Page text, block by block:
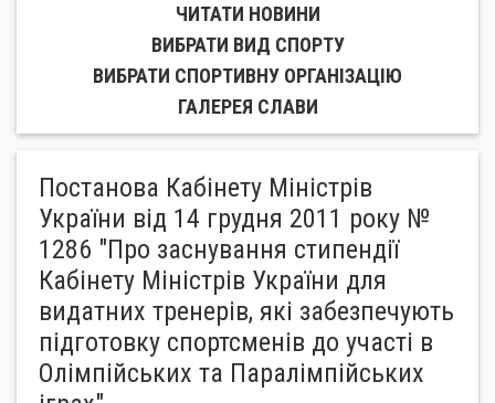
ЧИТАТИ НОВИНИ
ВИБРАТИ ВИД СПОРТУ
ВИБРАТИ СПОРТИВНУ ОРГАНIЗАЦIЮ
ГАЛЕРЕЯ СЛАВИ
Постанова Кабінету Міністрів
України від 14 грудня 2011 року №
1286 "Про заснування стипендії
Кабінету Міністрів України для
видатних тренерів, які забезпечують
підготовку спортсменів до участі в
Олімпійських та Паралімпійських